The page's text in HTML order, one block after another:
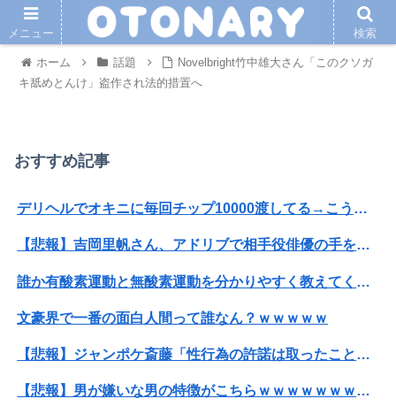
ホーム 話題
Novelbright竹中雄大さん「このクソガ
キ舐めとんけ」盗作され法的措置へ
おすすめ記事
デリヘルでオキニに毎回チップ10000渡してる→こうなるwww
【悲報】吉岡里帆さん、アドリブで相手役俳優の手を取りお胸に押し当てる（※画像あり）
誰か有酸素運動と無酸素運動を分かりやすく教えてくれｗｗｗｗｗｗ
文豪界で一番の面白人間って誰なん？ｗｗｗｗｗ
【悲報】ジャンポケ斎藤「性行為の許諾は取ったことありません」
【悲報】男が嫌いな男の特徴がこちらｗｗｗｗｗｗｗｗｗｗ
メニュー 検索